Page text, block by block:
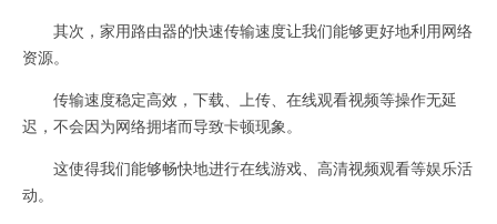
其次，家用路由器的快速传输速度让我们能够更好地利用网络
资源。
传输速度稳定高效，下载、上传、在线观看视频等操作无延
迟，不会因为网络拥堵而导致卡顿现象。
这使得我们能够畅快地进行在线游戏、高清视频观看等娱乐活
动。